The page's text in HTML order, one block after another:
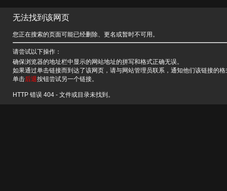
无法找到该网页
您正在搜索的页面可能已经删除、更名或暂时不可用。
请尝试以下操作：
确保浏览器的地址栏中显示的网站地址的拼写和格式正确无误。
如果通过单击链接而到达了该网页，请与网站管理员联系，通知他们该链接的
单击后退按钮尝试另一个链接。
HTTP 错误 404 - 文件或目录未找到。